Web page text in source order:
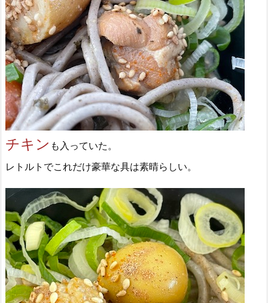
チキン も入っていた。
レトルトでこれだけ豪華な具は素晴らしい。